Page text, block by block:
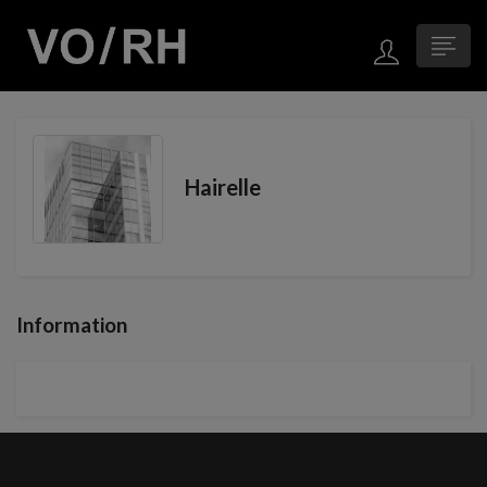
Hairelle
Information